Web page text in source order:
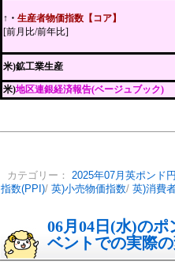
↑・ 生産者物価指数【コア】
[前月比/前年比]
米)鉱工業生産
米)地区連銀経済報告(ベージュブック)
カテゴリー： 2025年07月英ポンド
指数(PPI)/ 英)小売物価指数/ 英)消費
06月04日(水)の
ベントでの実際